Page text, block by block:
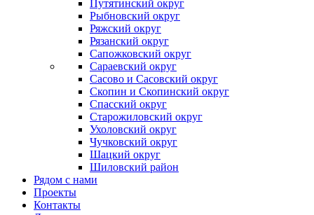
Путятинский округ
Рыбновский округ
Ряжский округ
Рязанский округ
Сапожковский округ
Сараевский округ
Сасово и Сасовский округ
Скопин и Скопинский округ
Спасский округ
Старожиловский округ
Ухоловский округ
Чучковский округ
Шацкий округ
Шиловский район
Рядом с нами
Проекты
Контакты